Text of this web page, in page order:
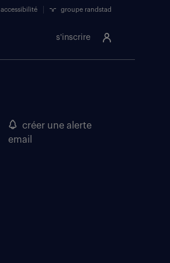
s'inscrire
accessibilité groupe randstad
créer une alerte
email